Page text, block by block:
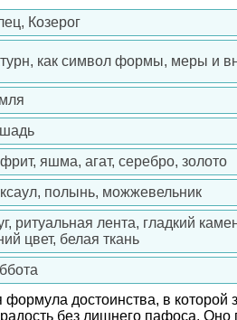
Козерог
как символ формы, меры и
яшма, агат, серебро, золото
полынь, можжевельник
ритуальная лента, гладкий
цвет, белая ткань
формула достоинства, в которой
без лишнего пафоса. Оно